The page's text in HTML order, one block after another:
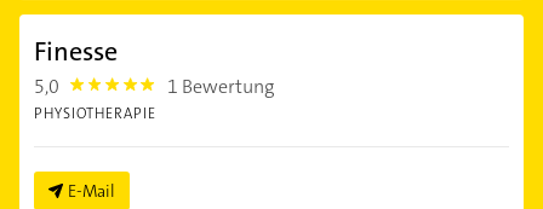
Finesse
5,0 5.0 1 Bewertung
PHYSIOTHERAPIE
E-Mail